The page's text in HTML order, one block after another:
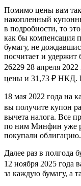
Помимо цены вам
накопленный
в подробности, то
как бы компенсация
бумагу, не
посчитает и
26229 28 апреля
цены и 31,73 ₽ НКД.
18 мая 2022 года на
вы получите купон
вычета налога. Все
по ним Минфин уже
покупали облигацию.
Далее раз в полгода
12 ноября 2025
за каждую бумагу, а